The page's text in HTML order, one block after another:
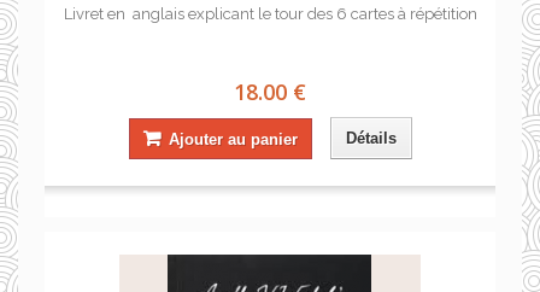
Livret en anglais explicant le tour des 6 cartes à répétition
18.00 €
Ajouter au panier Détails